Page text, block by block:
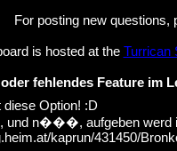
For posting new questions,
is hosted at the Turrican
fehlendes Feature im
diese Option! :D
und n���, aufgeben werd
kaprun/431450/